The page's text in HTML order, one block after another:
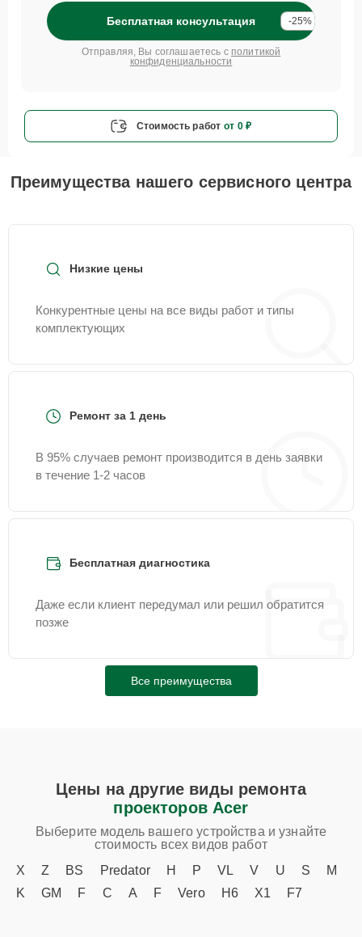
Бесплатная консультация -25%
Отправляя, Вы соглашаетесь с политикой
конфиденциальности
Стоимость работ от 0 ₽
Преимущества нашего сервисного центра
Низкие цены
Конкурентные цены на все виды работ и типы
комплектующих
Ремонт за 1 день
В 95% случаев ремонт производится в день заявки
в течение 1-2 часов
Бесплатная диагностика
Даже если клиент передумал или решил обратится
позже
Все преимущества
Цены на другие виды ремонта
проекторов Acer
Выберите модель вашего устройства и узнайте
стоимость всех видов работ
X
Z BS Predator H P VL V U S
M
K
GM F C A F Vero H6 X1 F7